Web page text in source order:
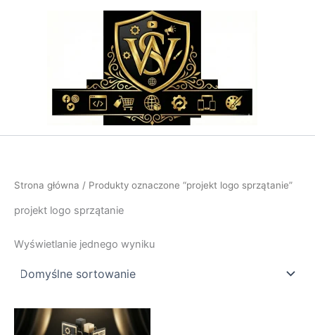
Strona główna / Produkty oznaczone “projekt logo sprzątanie”
projekt logo sprzątanie
Wyświetlanie jednego wyniku